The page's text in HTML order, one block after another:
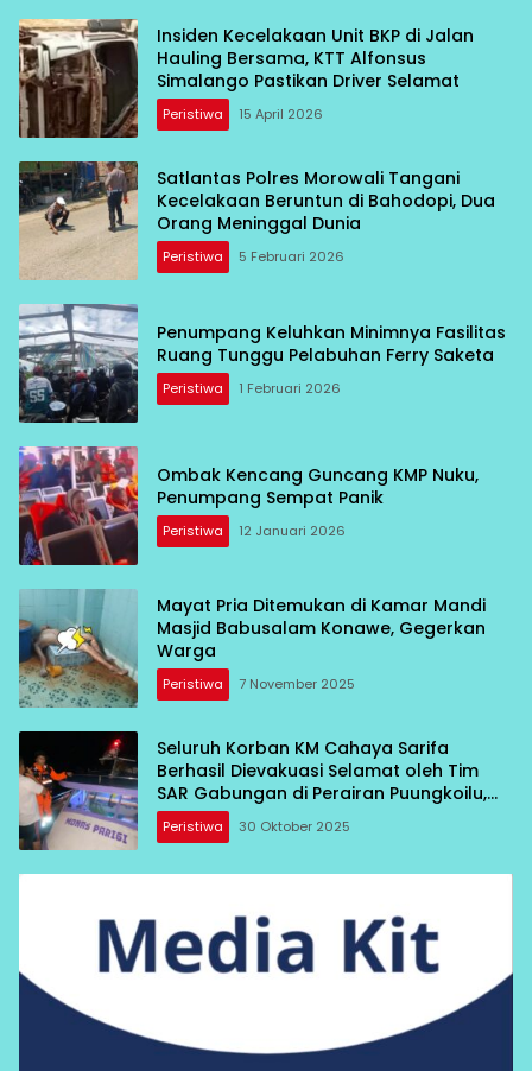
Insiden Kecelakaan Unit BKP di Jalan
Hauling Bersama, KTT Alfonsus
Simalango Pastikan Driver Selamat
Peristiwa 15 April 2026
Satlantas Polres Morowali Tangani
Kecelakaan Beruntun di Bahodopi, Dua
Orang Meninggal Dunia
Peristiwa 5 Februari 2026
Penumpang Keluhkan Minimnya Fasilitas
Ruang Tunggu Pelabuhan Ferry Saketa
Peristiwa 1 Februari 2026
Ombak Kencang Guncang KMP Nuku,
Penumpang Sempat Panik
Peristiwa 12 Januari 2026
Mayat Pria Ditemukan di Kamar Mandi
Masjid Babusalam Konawe, Gegerkan
Warga
Peristiwa 7 November 2025
Seluruh Korban KM Cahaya Sarifa
Berhasil Dievakuasi Selamat oleh Tim
SAR Gabungan di Perairan Puungkoilu,
Morowali
Peristiwa 30 Oktober 2025